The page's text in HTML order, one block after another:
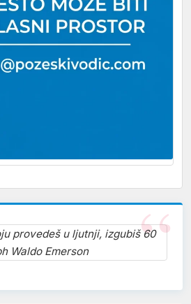
provedeš u ljutnji, izgubiš 60
Waldo Emerson